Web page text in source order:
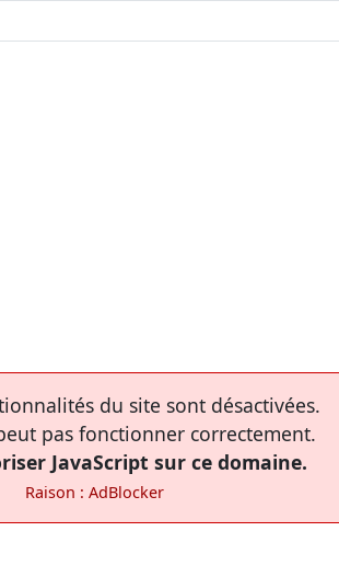
du site sont désactivées.
pas fonctionner correctement.
JavaScript sur ce domaine.
Raison : AdBlocker